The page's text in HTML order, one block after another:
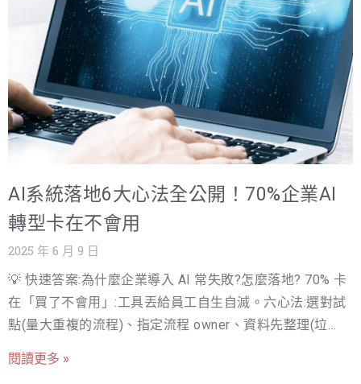
開始補救！ AI Overviews AI摘要是什麼？ 過去我們在
Google 上搜尋問題，總是要點進好幾個網站、自己比對資
訊才能找到答案。但現在，Google 推出的 AI
Overviews（AI摘要） 正在顛覆這一切。這項結合生成式
AI 的搜尋新功能，已經正式開放台灣用戶體驗，未來有可
能全面取代傳統搜尋結果的閱讀邏輯。如果你是企業主或
行銷人，這代表搜尋流量、用戶行為、內容策略都會出現
拆解這個變革。 AI Overviews 的定義與技術背景 AI
Overviews 是 Google 搜尋引擎整合 AI 技術的新功能，原
改名為 AI Overviews，中文多翻成「AI摘要」。簡單來
說，它會根據用戶的搜尋問題，自動從網路上大量資訊中
抓出重點，生成一段直接回答問題的摘要內容，並附上引
用網站連結。 這項功能的背後核心是 Google Gemini 大型
語言模型，它能理解文字、圖像，甚至支援多步驟推理，
AI系統落地6大心法全公開！70%企業AI
轉型卡在不會用
2025 年 6 月 9 日
💡 快速答案:為什麼企業導入 AI 常失敗?怎麼落地? 70% 卡
在「買了不會用」:工具丟給員工自生自滅。六心法:選對試
點(量大重複的流程)、指定流程 owner、資料先整理(垃圾
閱讀更多 »